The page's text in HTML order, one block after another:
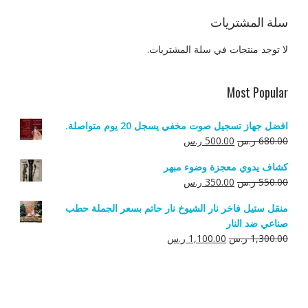
سلة المشتريات
لا توجد منتجات في سلة المشتريات.
Most Popular
افضل جهاز تسجيل صوت مخفي يسجل 20 يوم متواصلة.
680.00 ر.س السعر
هو:
680.00 ر.س.
500.00 ر.سالسعر
هو:
500.00 ر.س.
كشاف يدوي معجزة وضوء مبهر
550.00 ر.س السعر
هو:
550.00 ر.س.
350.00 ر.سالسعر
هو:
منقل ستيل فاخر نار الشيوخ نار حاتم بسعر الجملة حطب
صناعي ضد النار
1,300.00 ر.س السعر
1,100.00 ر.سالسعر